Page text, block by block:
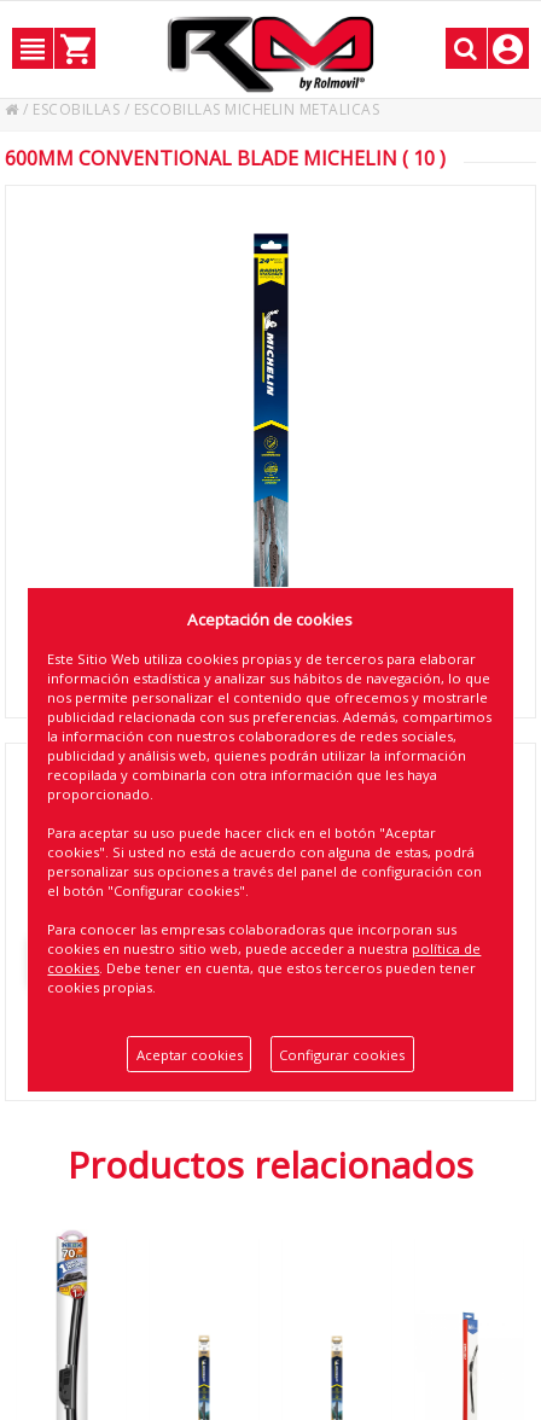
/ ESCOBILLAS / ESCOBILLAS MICHELIN METALICAS
600MM CONVENTIONAL BLADE MICHELIN ( 10 )
600MM CONVENTIONAL BLADE MICHELIN ( 10
Referencia:ST60
5060920860103
Volver atrás
Productos relacionados
Aceptación de cookies
Este Sitio Web utiliza cookies propias y de terceros para elaborar
información estadística y analizar sus hábitos de navegación, lo que
nos permite personalizar el contenido que ofrecemos y mostrarle
publicidad relacionada con sus preferencias. Además, compartimos
la información con nuestros colaboradores de redes sociales,
publicidad y análisis web, quienes podrán utilizar la información
recopilada y combinarla con otra información que les haya
proporcionado.
Para aceptar su uso puede hacer click en el botón "Aceptar
cookies". Si usted no está de acuerdo con alguna de estas, podrá
personalizar sus opciones a través del panel de configuración con
el botón "Configurar cookies".
Para conocer las empresas colaboradoras que incorporan sus
cookies en nuestro sitio web, puede acceder a nuestra política de
cookies. Debe tener en cuenta, que estos terceros pueden tener
cookies propias.
Aceptar cookies Configurar cookies